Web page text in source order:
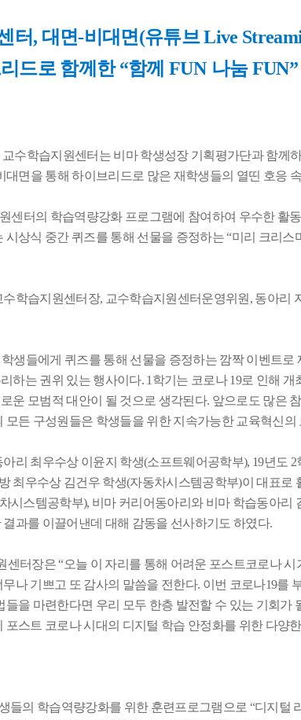
터, 대면-비대면(유튜브Live
드로 함께한“함께FUN 나눔FUN”
수학습지원센터는 비마 학생성장 기획평가단과 함께
대면을 통해 하이브리드로 많은 재학생들의 열띤 호응
센터의 학습역량강화 프로그램에 참여하여 우수한 활
시상식 중간 퀴즈를 통해 선물을 증정하는“미리 크리스
수학습지원센터장, 교수학습지원센터운영위원 , 동아리
생들에게 퀴즈를 통해 선물을 증정하는 깜짝 이벤트로
하는 권위 있는 행사이다. 1 학기는 코로나19로 인해 개
운 모범적 대안이 될 것으로 생각된다. 앞으로도 많은
모든 구성원들은 학생들을 위한 지속가능한 교육혁신
리 최우수상 이윤지 학생(소프트웨어공학부), 19년도 2
최우수상 김건우 학생(자동차시스템공학부)이 대표로
시스템공학부), 비마 커리어동아리와 비마 학습동아리
과를 이끌어낸데 대해 감동을 선사하기도 하였다.
센터장은“오늘 이 자리를 통해 어려운 포스트코로나
나 기쁘고 또 감사의 말씀을 전한다. 이번 코로나19를
을 마련한다면 우리 모두 한층 발전할 수 있는 기회가
포스트 코로나 시대의 디지털 학습 안정화를 위한 다양
들의 학습역량강화를 위한 훈련프로그램으로 “디지털